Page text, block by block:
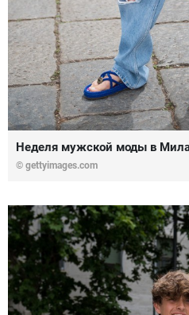
Неделя мужской моды в
© gettyimages.com